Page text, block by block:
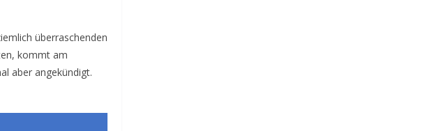
überraschenden
kommt am
aber angekündigt.